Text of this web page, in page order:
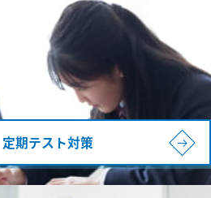
定期テスト対策